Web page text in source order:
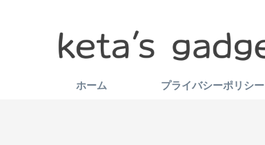
ホーム プライバシーポリシー